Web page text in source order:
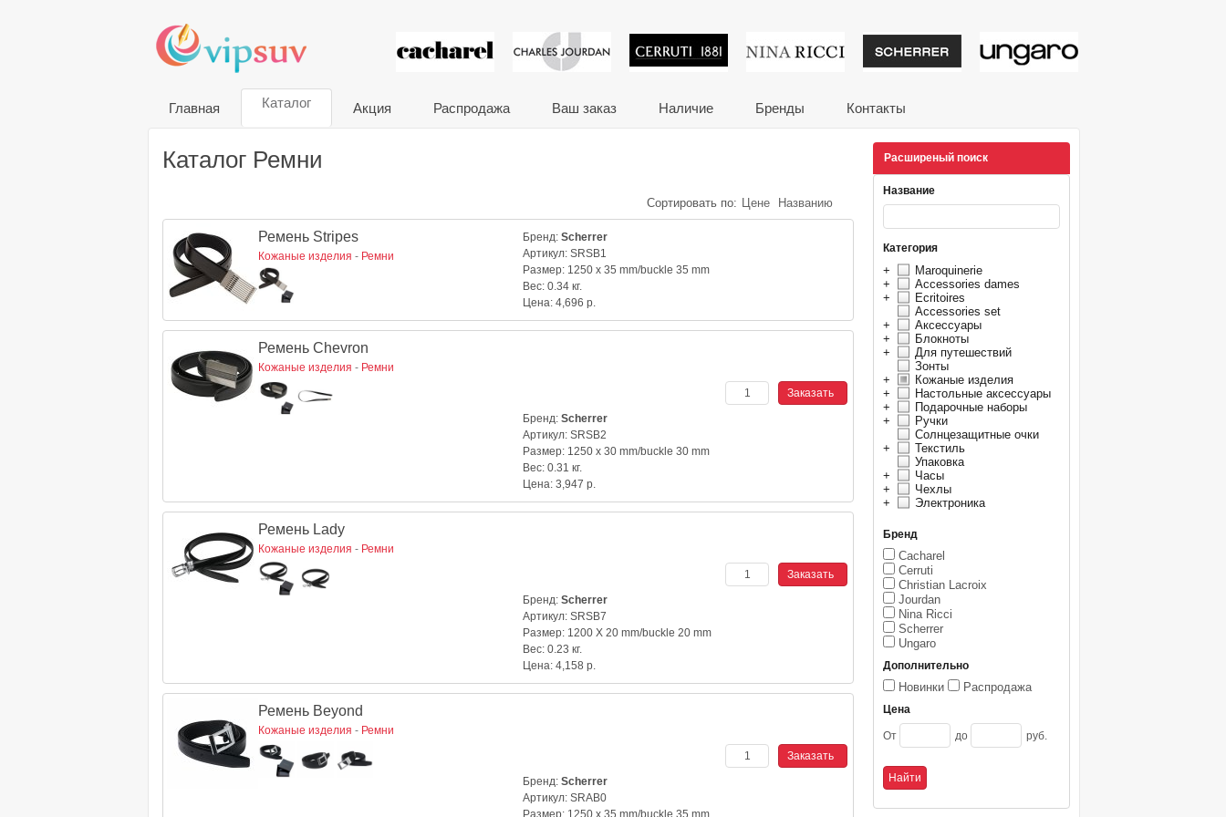
VIP сувениры и корпоративные подарки от
Главная Каталог Акция Распродажа Ваш заказ Наличие Бренды Контакты
Расширеный поиск
Название
Категория
+
Maroquinerie
+
Accessories dames
+
Ecritoires
Accessories set
+
Аксессуары
+
Блокноты
+
Для путешествий
Зонты
+
Кожаные изделия
+
Настольные аксессуары
+
Подарочные наборы
+
Ручки
Солнцезащитные очки
+
Текстиль
Упаковка
+
Часы
+
Чехлы
+
Электроника
Бренд
Cacharel
Cerruti
Christian Lacroix
Jourdan
Nina Ricci
Scherrer
Ungaro
Дополнительно
Новинки Распродажа
Цена
От до руб.
Каталог Ремни
Сортировать по: Цене Названию
Ремень Stripes
Кожаные изделия - Ремни
Бренд: Scherrer
Артикул: SRSB1
Размер: 1250 x 35 mm/buckle 35 mm
Вес: 0.34 кг.
Цена: 4,696 р.
Ремень Chevron
Кожаные изделия - Ремни
Бренд: Scherrer
Артикул: SRSB2
Размер: 1250 x 30 mm/buckle 30 mm
Вес: 0.31 кг.
Цена: 3,947 р.
Ремень Lady
Кожаные изделия - Ремни
Бренд: Scherrer
Артикул: SRSB7
Размер: 1200 X 20 mm/buckle 20 mm
Вес: 0.23 кг.
Цена: 4,158 р.
Ремень Beyond
Кожаные изделия - Ремни
Бренд: Scherrer
Артикул: SRAB0
Размер: 1250 x 35 mm/buckle 35 mm